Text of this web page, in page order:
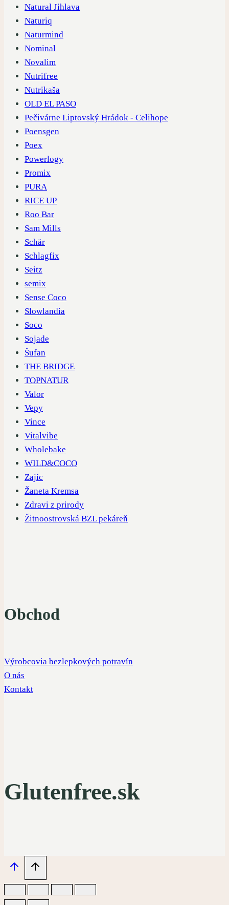
Natural Jihlava
Naturiq
Naturmind
Nominal
Novalim
Nutrifree
Nutrikaša
OLD EL PASO
Pečivárne Liptovský Hrádok - Celihope
Poensgen
Poex
Powerlogy
Promix
PURA
RICE UP
Roo Bar
Sam Mills
Schär
Schlagfix
Seitz
semix
Sense Coco
Slowlandia
Soco
Sojade
Šufan
THE BRIDGE
TOPNATUR
Valor
Vepy
Vince
Vitalvibe
Wholebake
WILD&COCO
Zajíc
Žaneta Kremsa
Zdravi z prirody
Žitnoostrovská BZL pekáreň
Obchod
Výrobcovia bezlepkových potravín
O nás
Kontakt
Glutenfree.sk